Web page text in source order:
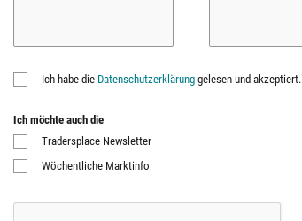
Ich habe die Datenschutzerklärunggelesen und akzeptiert.
Ich möchte auch die
Tradersplace Newsletter
Wöchentliche Marktinfo